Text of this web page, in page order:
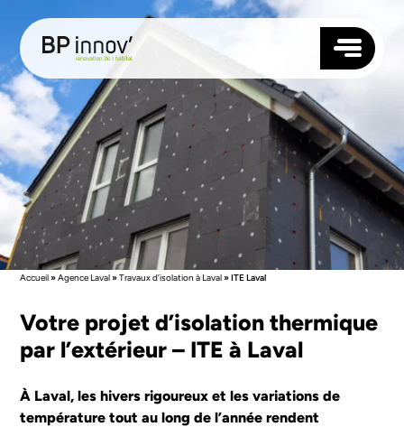
TOITURE
FAÇADE
ISOLATION
MENUISERIES
NOS AGENCES
ANGERS
RENNES
LAVAL
LE MANS
LORIENT
SAINT-BRIEUC
SAINT NAZAIRE
QUI SOMMES-NOUS ?
BLOG
CONTACTEZ-NOUS
Accueil»Agence Laval»Travaux d’isolation à Laval»ITE Laval
Votre projet d’isolation thermique
par l’extérieur – ITE à Laval
À Laval, les hivers rigoureux et les variations de
température tout au long de l’année rendent